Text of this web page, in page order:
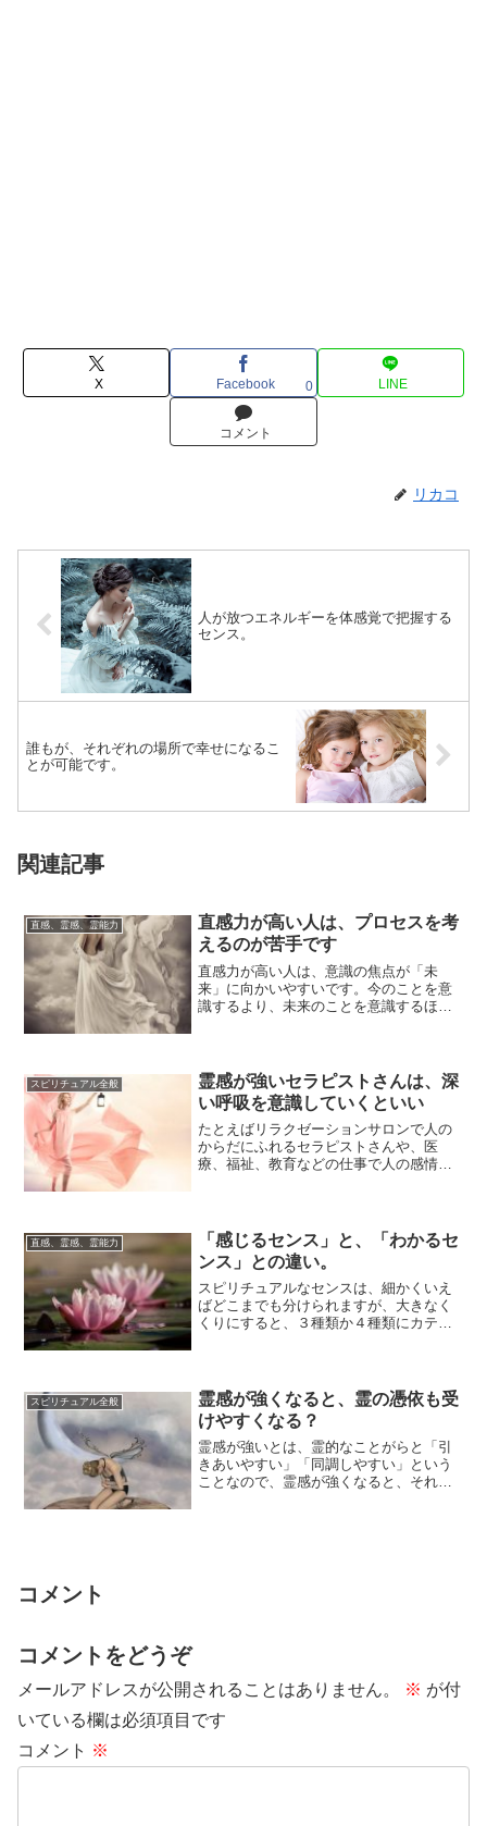
X Facebook 0 LINE
コメント
リカコ
人が放つエネルギーを体感覚で把握する
センス。
誰もが、それぞれの場所で幸せになるこ
とが可能です。
関連記事
直感、霊感、霊能力
直感力が高い人は、プロセスを考
えるのが苦手です
直感力が高い人は、意識の焦点が「未
来」に向かいやすいです。今のことを意
識するより、未来のことを意識するほう
スピリチュアル全般
霊感が強いセラピストさんは、深
い呼吸を意識していくといい
たとえばリラクゼーションサロンで人の
からだにふれるセラピストさんや、医
療、福祉、教育などの仕事で人の感情を
直感、霊感、霊能力
「感じるセンス」と、「わかるセ
ンス」との違い。
スピリチュアルなセンスは、細かくいえ
ばどこまでも分けられますが、大きなく
くりにすると、３種類か４種類にカテゴ
スピリチュアル全般
霊感が強くなると、霊の憑依も受
けやすくなる？
霊感が強いとは、霊的なことがらと「引
きあいやすい」「同調しやすい」という
ことなので、霊感が強くなると、それだ
コメント
コメントをどうぞ
メールアドレスが公開されることはありません。 ※ が付
いている欄は必須項目です
コメント ※